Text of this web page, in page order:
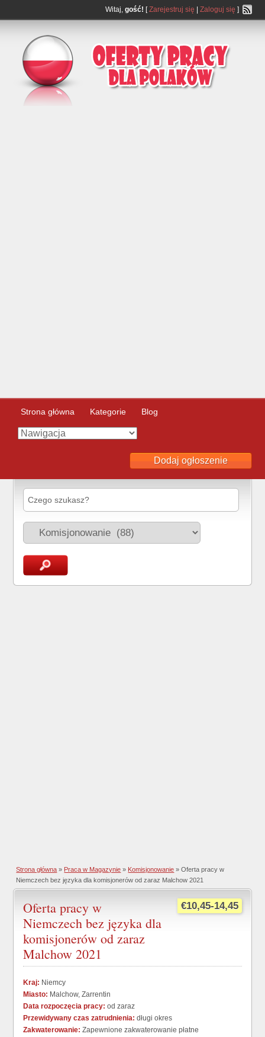
Witaj, gość! [Zarejestruj się Zaloguj się ]
Strona główna Kategorie Blog
Dodaj ogłoszenie
Strona główna » Praca w Magazynie » Komisjonowanie » Oferta pracy w
Niemczech bez języka dla komisjonerów od zaraz Malchow 2021
€10,45-14,45
Oferta pracy w
Niemczech bez języka dla
komisjonerów od zaraz
Malchow 2021
Kraj: Niemcy
Miasto: Malchow, Zarrentin
Data rozpoczęcia pracy: od zaraz
Przewidywany czas zatrudnienia: długi okres
Zakwaterowanie: Zapewnione zakwaterowanie płatne